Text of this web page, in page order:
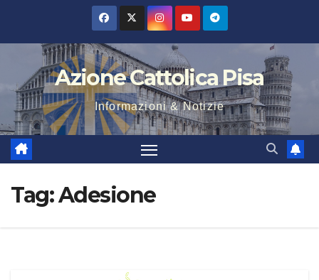
contenuto
Azione Cattolica Pisa
Informazioni & Notizie
Tag:Adesione